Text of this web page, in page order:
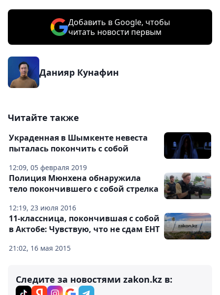
Добавить в Google, чтобы
читать новости первым
Данияр Кунафин
Читайте также
12:09, 05 февраля 2019
Украденная в Шымкенте невеста
пыталась покончить с собой
12:19, 23 июля 2016
Полиция Мюнхена обнаружила
тело покончившего с собой стрелка
21:02, 16 мая 2015
11-классница, покончившая с собой
в Актобе: Чувствую, что не сдам ЕНТ
Следите за новостями zakon.kz в: